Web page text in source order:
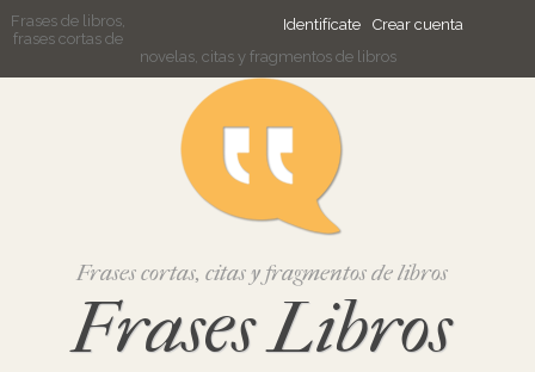
Identifícate Crear cuenta
Frases de libros,
frases cortas de
novelas, citas y fragmentos de libros
Frases cortas, citas y fragmentos de libros
Frases Libros